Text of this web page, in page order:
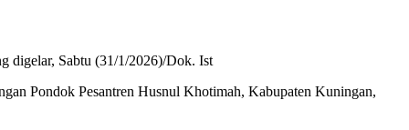
digelar, Sabtu (31/1/2026)/Dok. Ist
Pondok Pesantren Husnul Khotimah, Kabupaten Kuningan,